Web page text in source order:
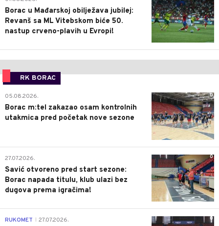
Borac u Mađarskoj obilježava jubilej:
Revanš sa ML Vitebskom biće 50.
nastup crveno-plavih u Evropi!
RK BORAC
0
05.08.2026.
Borac m:tel zakazao osam kontrolnih
utakmica pred početak nove sezone
0
27.07.2026.
Savić otvoreno pred start sezone:
Borac napada titulu, klub ulazi bez
dugova prema igračima!
0
RUKOMET 27.07.2026.